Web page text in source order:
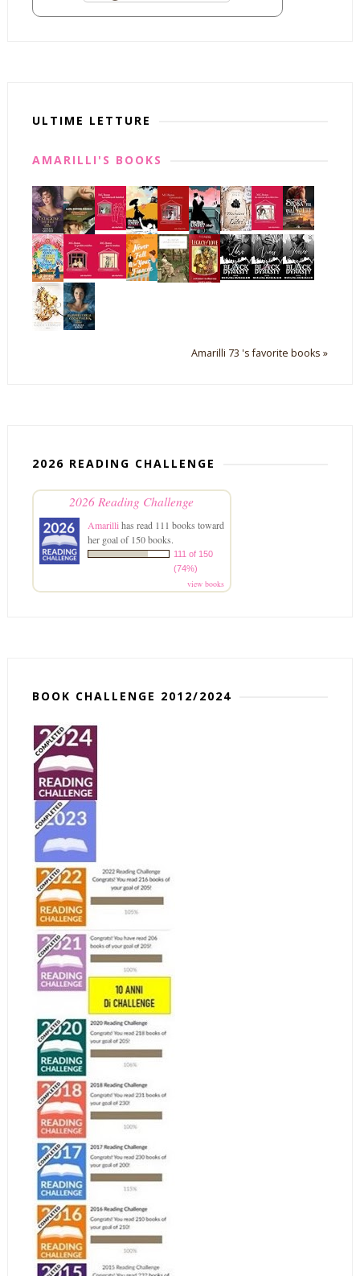
ULTIME LETTURE
AMARILLI'S BOOKS
Amarilli 73 's favorite books »
2026 READING CHALLENGE
2026 Reading Challenge
Amarillihas read 111 books toward
her goal of 150 books.
111 of 150
(74%)
view books
BOOK CHALLENGE 2012/2024